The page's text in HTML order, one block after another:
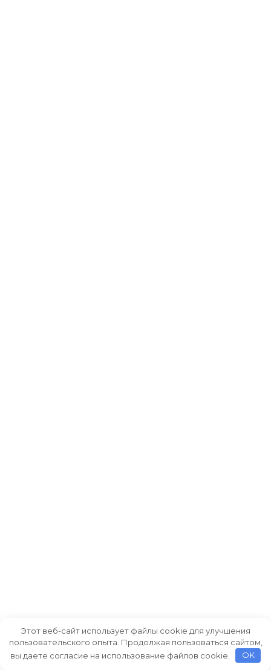
Этот веб-сайт использует файлы cookie для улучшения
пользовательского опыта. Продолжая пользоваться сайтом,
вы даете согласие на использование файлов cookie.
OK